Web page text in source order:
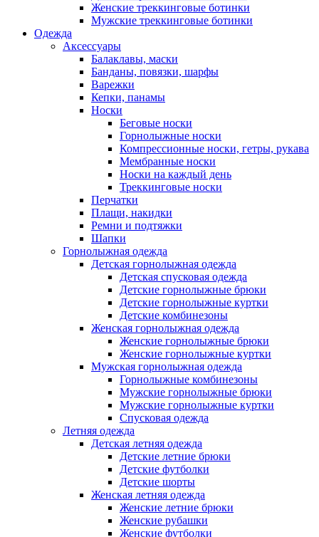
Женские треккинговые ботинки
Мужские треккинговые ботинки
Одежда
Аксессуары
Балаклавы, маски
Банданы, повязки, шарфы
Варежки
Кепки, панамы
Носки
Беговые носки
Горнолыжные носки
Компрессионные носки, гетры, рукава
Мембранные носки
Носки на каждый день
Треккинговые носки
Перчатки
Плащи, накидки
Ремни и подтяжки
Шапки
Горнолыжная одежда
Детская горнолыжная одежда
Детская спусковая одежда
Детские горнолыжные брюки
Детские горнолыжные куртки
Детские комбинезоны
Женская горнолыжная одежда
Женские горнолыжные брюки
Женские горнолыжные куртки
Мужская горнолыжная одежда
Горнолыжные комбинезоны
Мужские горнолыжные брюки
Мужские горнолыжные куртки
Спусковая одежда
Летняя одежда
Детская летняя одежда
Детские летние брюки
Детские футболки
Детские шорты
Женская летняя одежда
Женские летние брюки
Женские рубашки
Женские футболки